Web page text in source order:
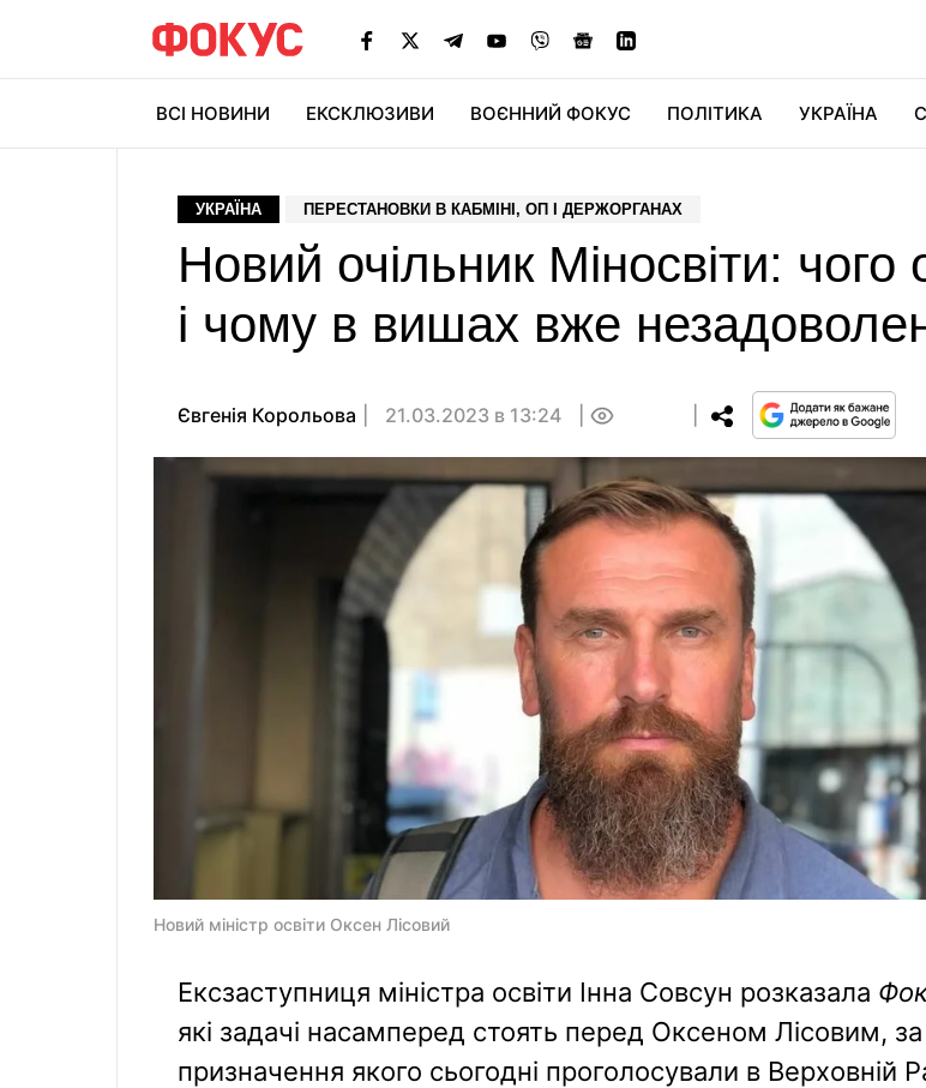
ВСІ НОВИНИ ЕКСКЛЮЗИВИ ВОЄННИЙ ФОКУС ПОЛІТИКА УКРАЇНА
УКРАЇНА ПЕРЕСТАНОВКИ В КАБМІНІ, ОП І ДЕРЖОРГАНАХ
Новий очільник Міносвіти: чого
і чому в вишах вже
Євгенія Корольова 21.03.2023 в 13:24
Новий міністр освіти Оксен Лісовий
Ексзаступниця міністра освіти Інна Совсун розказала
які задачі насамперед стоять перед Оксеном Лісовим, за
призначення якого сьогодні проголосували в Верховній